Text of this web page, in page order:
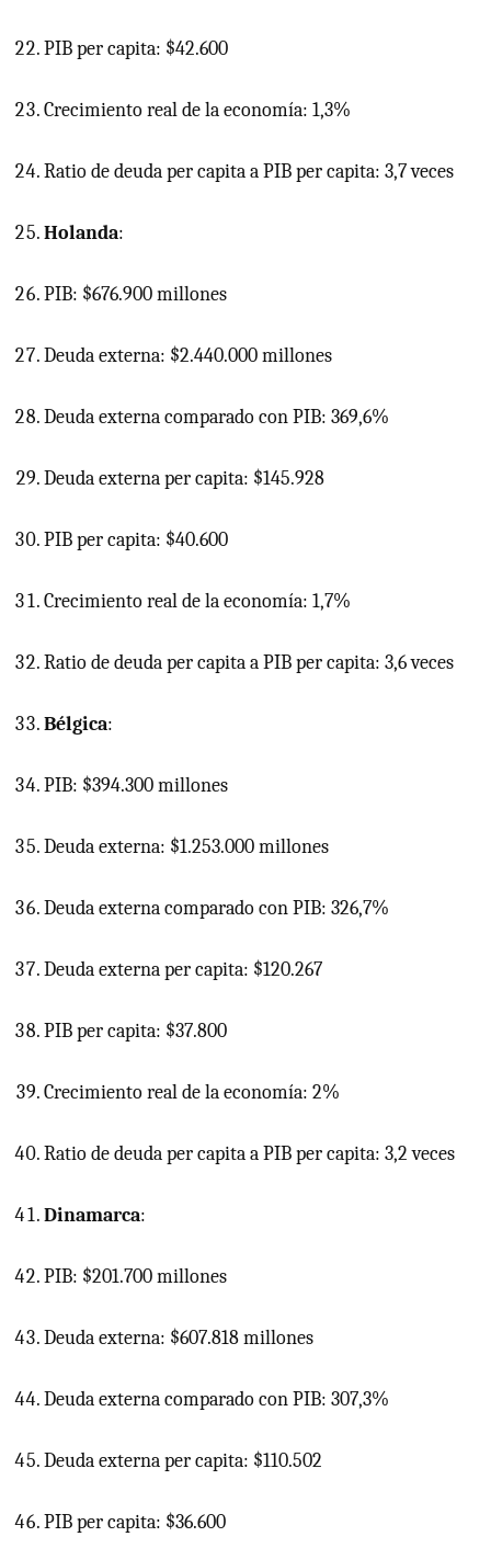
PIBper capita: $42.600
Crecimiento real de la economía: 1,3%
Ratio de deuda per capita aPIBper capita: 3,7 veces
Holanda:
PIB: $676.900 millones
Deuda externa: $2.440.000 millones
Deuda externa comparado con PIB: 369,6%
Deuda externa per capita: $145.928
PIBper capita: $40.600
Crecimiento real de la economía: 1,7%
Ratio de deuda per capita aPIBper capita: 3,6 veces
Bélgica:
PIB: $394.300 millones
Deuda externa: $1.253.000 millones
Deuda externa comparado con PIB: 326,7%
Deuda externa per capita: $120.267
PIBper capita: $37.800
Crecimiento real de la economía: 2%
Ratio de deuda per capita aPIBper capita: 3,2 veces
Dinamarca:
PIB: $201.700 millones
Deuda externa: $607.818 millones
Deuda externa comparado con PIB: 307,3%
Deuda externa per capita: $110.502
PIBper capita: $36.600